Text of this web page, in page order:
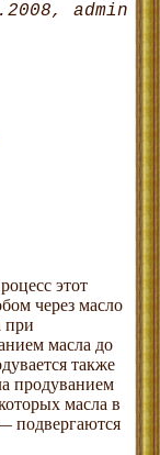
admin
этот
через масло
при
масла до
также
продуванием
масла в
подвергаются